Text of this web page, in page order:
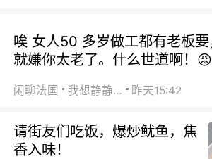
唉 女人50 多岁做工都有老板
就嫌你太老了。什么世道啊！😡
闲聊法国 我想静静… 昨天15:42
请街友们吃饭，爆炒鱿鱼，焦
香入味！